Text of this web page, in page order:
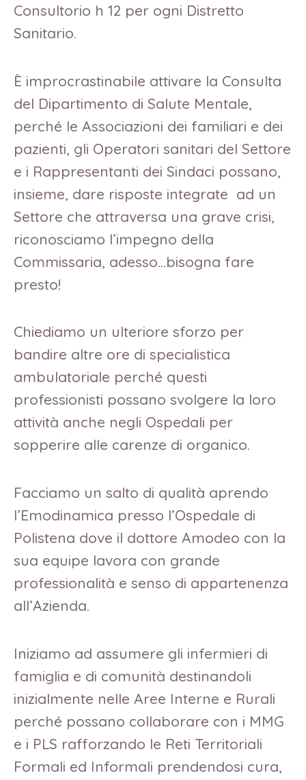
Consultorio h 12 per ogni Distretto
Sanitario.
È improcrastinabile attivare la Consulta
del Dipartimento di Salute Mentale,
perché le Associazioni dei familiari e dei
pazienti, gli Operatori sanitari del Settore
e i Rappresentanti dei Sindaci possano,
insieme, dare risposte integrate ad un
Settore che attraversa una grave crisi,
riconosciamo l’impegno della
Commissaria, adesso…bisogna fare
presto!
Chiediamo un ulteriore sforzo per
bandire altre ore di specialistica
ambulatoriale perché questi
professionisti possano svolgere la loro
attività anche negli Ospedali per
sopperire alle carenze di organico.
Facciamo un salto di qualità aprendo
l’Emodinamica presso l’Ospedale di
Polistena dove il dottore Amodeo con la
sua equipe lavora con grande
professionalità e senso di appartenenza
all’Azienda.
Iniziamo ad assumere gli infermieri di
famiglia e di comunità destinandoli
inizialmente nelle Aree Interne e Rurali
perché possano collaborare con i MMG
e i PLS rafforzando le Reti Territoriali
Formali ed Informali prendendosi cura,